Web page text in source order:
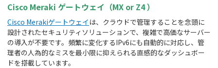
Cisco Meraki ゲートウェイ（MX or Z4）
Cisco Merakiゲートウェイ は、クラウドで管理することを念頭に
設計されたセキュリティソリューションで、複雑で高価なサーバー
の導入が不要です。頻繁に変化するIPv6にも自動的に対応し、管
理者の人為的なミスを最小限に抑えられる直感的なダッシュボー
ドを搭載しています。